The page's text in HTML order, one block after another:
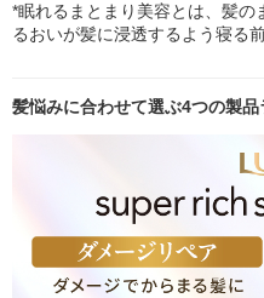
*眠れるまとまり美容とは、髪の
るおいが髪に浸透するよう寝る
髪悩みに合わせて選ぶ4つの製品